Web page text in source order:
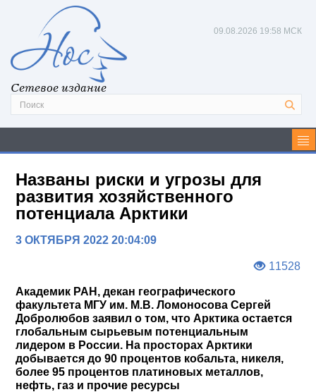
Сетевое издание
09.08.2026 19:58 МСК
Названы риски и угрозы для
развития хозяйственного
потенциала Арктики
3 ОКТЯБРЯ 2022 20:04:09
11528
Академик РАН, декан географического
факультета МГУ им. М.В. Ломоносова Сергей
Добролюбов заявил о том, что Арктика остается
глобальным сырьевым потенциальным
лидером в России. На просторах Арктики
добывается до 90 процентов кобальта, никеля,
более 95 процентов платиновых металлов,
нефть, газ и прочие ресурсы